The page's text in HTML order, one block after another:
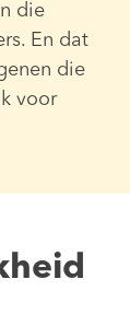
die
En dat
die
voor